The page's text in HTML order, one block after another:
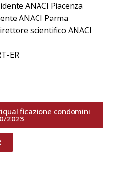
ANACI Piacenza
ANACI Parma
scientifico ANACI
ER
condomini
2023